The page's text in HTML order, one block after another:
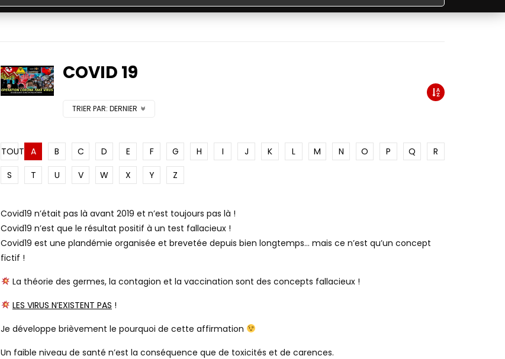
COVID 19
TRIER PAR: DERNIER
TOUT A B C D E F G H I J K L M N O P Q
R
S
T U V W X Y Z
Covid19 n’était pas là avant 2019 et n’est toujours pas là !
Covid19 n’est que le résultat positif à un test fallacieux !
Covid19 est une plandémie organisée et brevetée depuis bien longtemps… mais ce n’est qu’un concept
fictif !
La théorie des germes, la contagion et la vaccination sont des concepts fallacieux !
LES VIRUS N’EXISTENT PAS !
Je développe brièvement le pourquoi de cette affirmation
Un faible niveau de santé n’est la conséquence que de toxicités et de carences.